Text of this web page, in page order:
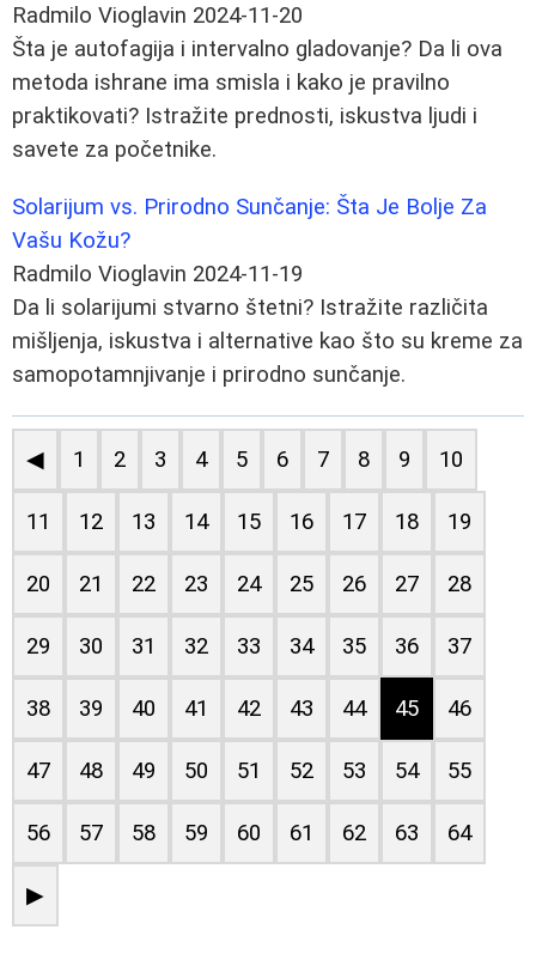
Radmilo Vioglavin 2024-11-20
Šta je autofagija i intervalno gladovanje? Da li ova
metoda ishrane ima smisla i kako je pravilno
praktikovati? Istražite prednosti, iskustva ljudi i
savete za početnike.
Solarijum vs. Prirodno Sunčanje: Šta Je Bolje Za
Vašu Kožu?
Radmilo Vioglavin 2024-11-19
Da li solarijumi stvarno štetni? Istražite različita
mišljenja, iskustva i alternative kao što su kreme za
samopotamnjivanje i prirodno sunčanje.
◀ 1 2 3 4 5 6 7 8 9 10
11 12 13 14 15 16 17 18 19
20 21 22 23 24 25 26 27 28
29 30 31 32 33 34 35 36 37
38 39 40 41 42 43 44 45 46
47 48 49 50 51 52 53 54 55
56 57 58 59 60 61 62 63 64
▶